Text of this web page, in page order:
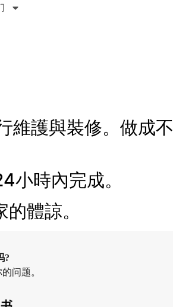
維護與裝修。做成不
小時內完成。
體諒。
?
问题。